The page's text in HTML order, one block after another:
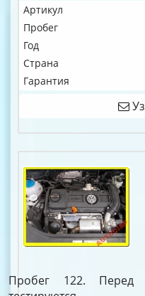
Артикул
Пробег
Год
Страна
Гарантия
Пробег 122. Перед